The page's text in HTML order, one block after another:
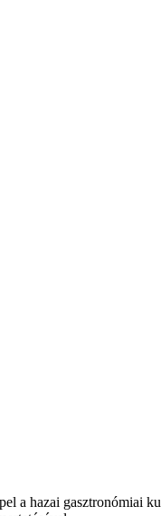
a hazai gasztronómiai